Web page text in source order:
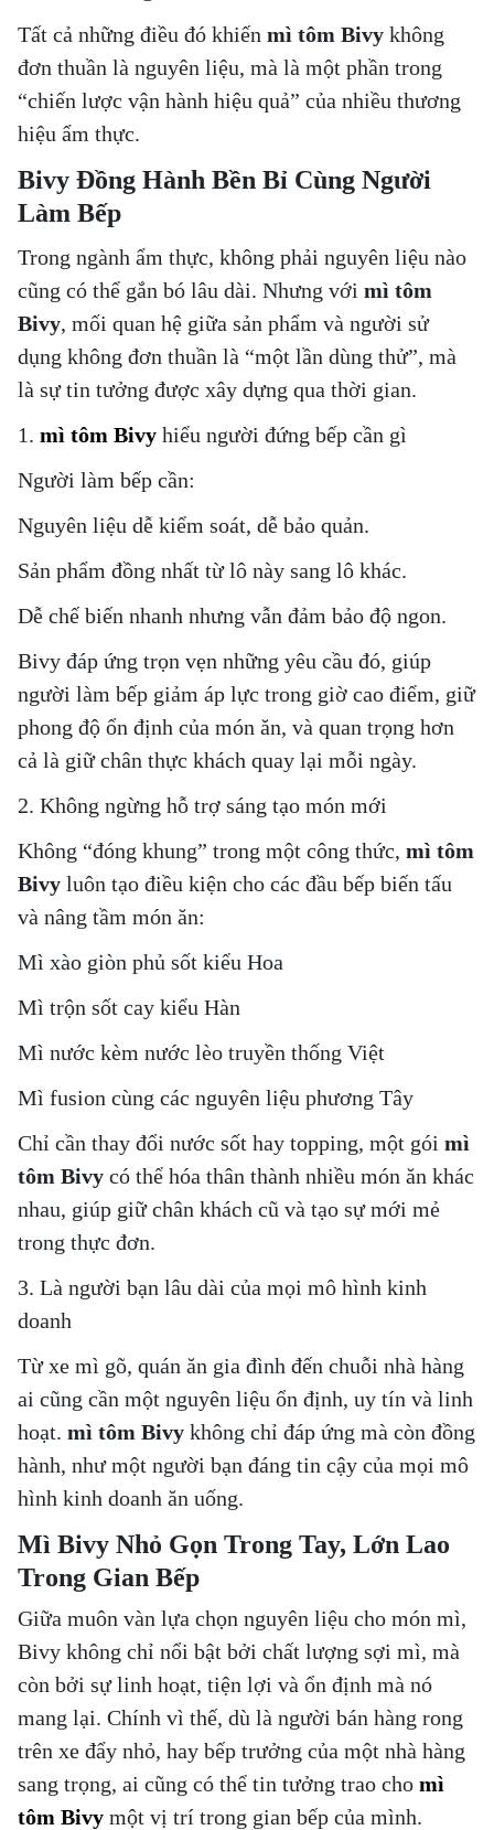
Tất cả những điều đó khiếnmì tôm Bivy không
đơn thuần là nguyên liệu, mà là một phần trong
“chiến lược vận hành hiệu quả” của nhiều thương
hiệu ẩm thực.
Bivy Đồng Hành Bền Bỉ Cùng Người
Làm Bếp
Trong ngành ẩm thực, không phải nguyên liệu nào
cũng có thể gắn bó lâu dài. Nhưng vớimì tôm
Bivy, mối quan hệ giữa sản phẩm và người sử
dụng không đơn thuần là “một lần dùng thử”, mà
làsự tin tưởng được xây dựng qua thời gian.
1.mì tôm Bivy hiểu người đứng bếp cần gì
Người làm bếp cần:
Nguyên liệu dễ kiểm soát, dễ bảo quản.
Sản phẩm đồng nhất từ lô này sang lô khác.
Dễ chế biến nhanh nhưng vẫn đảm bảo độ ngon.
Bivy đáp ứng trọn vẹn những yêu cầu đó, giúp
người làm bếp giảm áp lực trong giờ cao điểm, giữ
phong độ ổn định của món ăn, và quan trọng hơn
cả là giữ chân thực khách quay lại mỗi ngày.
2. Không ngừng hỗ trợ sáng tạo món mới
Không “đóng khung” trong một công thức,mì tôm
Bivy luôn tạo điều kiện cho các đầu bếpbiến tấu
và nâng tầm món ăn:
Mì xào giòn phủ sốt kiểu Hoa
Mì trộn sốt cay kiểu Hàn
Mì nước kèm nước lèo truyền thống Việt
Mì fusion cùng các nguyên liệu phương Tây
Chỉ cần thay đổi nước sốt hay topping,một góimì
tôm Bivy có thể hóa thân thành nhiều món ăn khác
nhau, giúp giữ chân khách cũ và tạo sự mới mẻ
trong thực đơn.
3. Là người bạn lâu dài của mọi mô hình kinh
doanh
Từ xe mì gõ, quán ăn gia đình đến chuỗi nhà hàng
ai cũng cần một nguyên liệuổn định, uy tín và linh
hoạt.mì tôm Bivy không chỉ đáp ứng mà cònđồng
hành, như một người bạn đáng tin cậy của mọi mô
hình kinh doanh ăn uống.
Mì Bivy Nhỏ Gọn Trong Tay, Lớn Lao
Trong Gian Bếp
Giữa muôn vàn lựa chọn nguyên liệu cho món mì,
Bivy không chỉ nổi bật bởi chất lượng sợi mì, mà
còn bởisự linh hoạt, tiện lợi và ổn định mà nó
mang lại. Chính vì thế, dù là người bán hàng rong
trên xe đẩy nhỏ, hay bếp trưởng của một nhà hàng
sang trọng, ai cũng có thể tin tưởng trao chomì
tôm Bivy một vị trí trong gian bếp của mình.